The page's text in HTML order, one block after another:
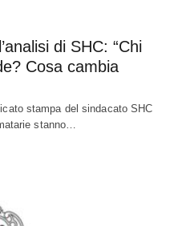
di SHC: “Chi
Cosa cambia
stampa del sindacato SHC
stanno…